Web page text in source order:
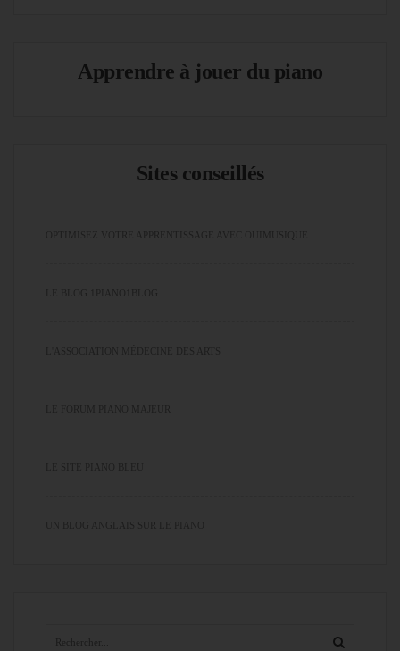
Apprendre à jouer du piano
Sites conseillés
OPTIMISEZ VOTRE APPRENTISSAGE AVEC OUIMUSIQUE
L'ASSOCIATION MÉDECINE DES ARTS
LE FORUM PIANO MAJEUR
LE SITE PIANO BLEU
UN BLOG ANGLAIS SUR LE PIANO